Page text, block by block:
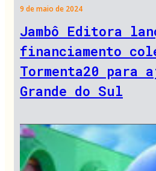
9 de maio de 2024
Jambô Editora
financiamento
Tormenta20 para
Grande do Sul